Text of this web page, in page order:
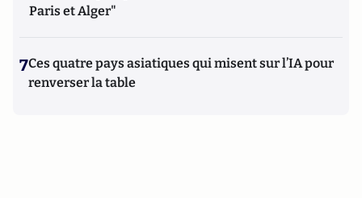
Paris et Alger"
7Ces quatre pays asiatiques qui misent sur l’IA pour
renverser la table